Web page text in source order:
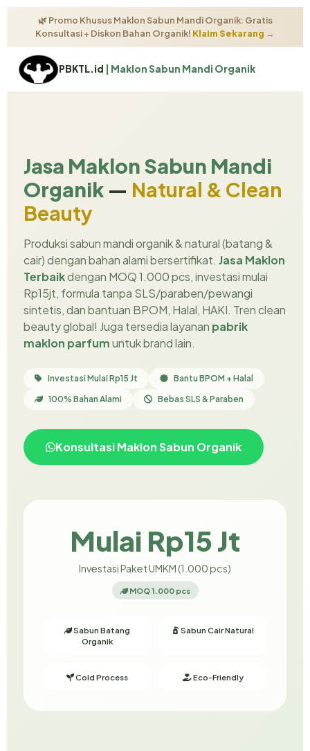
🌿 Promo Khusus Maklon Sabun Mandi Organik: Gratis
Konsultasi + Diskon Bahan Organik! Klaim Sekarang →
PBKTL.id | Maklon Sabun Mandi Organik
Jasa Maklon Sabun Mandi
Organik — Natural & Clean
Beauty
Produksi sabun mandi organik & natural (batang &
cair) dengan bahan alami bersertifikat. Jasa Maklon
Terbaikdengan MOQ 1.000 pcs, investasi mulai
Rp15jt, formula tanpa SLS/paraben/pewangi
sintetis, dan bantuan BPOM, Halal, HAKI. Tren clean
beauty global! Juga tersedia layanan pabrik
maklon parfumuntuk brand lain.
Investasi Mulai Rp15 Jt
Bantu BPOM + Halal
100% Bahan Alami
Bebas SLS & Paraben
Konsultasi Maklon Sabun Organik
Mulai Rp15 Jt
Investasi Paket UMKM (1.000 pcs)
MOQ 1.000 pcs
Sabun Batang
Organik
Sabun Cair Natural
Cold Process Eco-Friendly